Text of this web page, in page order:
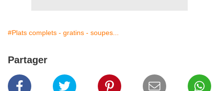
#Plats complets - gratins - soupes...
Partager